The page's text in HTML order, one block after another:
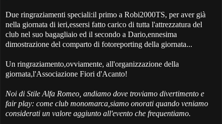
Due ringraziamenti speciali:il primo a Robi2000TS, per aver già
nella giornata di ieri,essersi fatto carico di tutta l'attrezzatura del
club nel suo bagagliaio ed il secondo a Dario,ennesima
dimostrazione del comparto di fotoreporting della giornata...
Un ringraziamento,ovviamente, all'organizzazione della
giornata,l'Associazione Fiori d'Acanto!
Noi di Stile Alfa Romeo, andiamo dove troviamo divertimento e
fair play: come club monomarca,siamo onorati quando veniamo
considerati un valore aggiunto all'evento che frequentiamo.